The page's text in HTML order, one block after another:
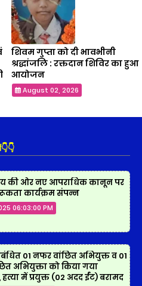
शिवम गुप्ता को दी भावभीनी
श्रद्धांजलि : रक्तदान शिविर का हुआ
आयोजन
August 02, 2026
की ओर नए आपराधिक कानून पर
कार्यक्रम संपन्न
06:03:00 PM
01 नफर वांछित अभियुक्त व 01
अभियुक्ता को किया गया
हत्या में प्रयुक्त (02 अदद ईंट) बरामद